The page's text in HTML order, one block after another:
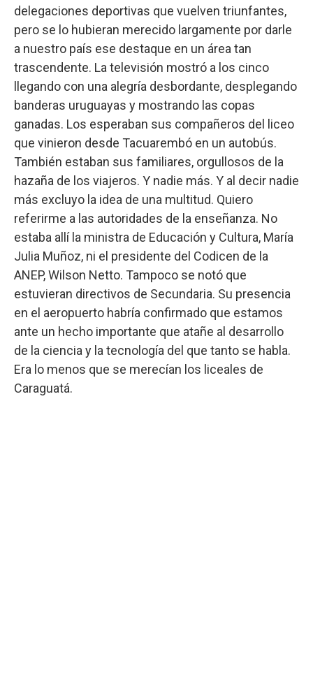
delegaciones deportivas que vuelven triunfantes,
pero se lo hubieran merecido largamente por darle
a nuestro país ese destaque en un área tan
trascendente. La televisión mostró a los cinco
llegando con una alegría desbordante, desplegando
banderas uruguayas y mostrando las copas
ganadas. Los esperaban sus compañeros del liceo
que vinieron desde Tacuarembó en un autobús.
También estaban sus familiares, orgullosos de la
hazaña de los viajeros. Y nadie más. Y al decir nadie
más excluyo la idea de una multitud. Quiero
referirme a las autoridades de la enseñanza. No
estaba allí la ministra de Educación y Cultura, María
Julia Muñoz, ni el presidente del Codicen de la
ANEP, Wilson Netto. Tampoco se notó que
estuvieran directivos de Secundaria. Su presencia
en el aeropuerto habría confirmado que estamos
ante un hecho importante que atañe al desarrollo
de la ciencia y la tecnología del que tanto se habla.
Era lo menos que se merecían los liceales de
Caraguatá.